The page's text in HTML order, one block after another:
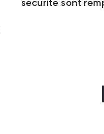
sécurité sont